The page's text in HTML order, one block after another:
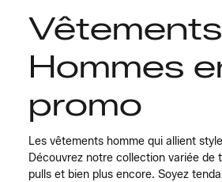
Hommes
promo
Les vêtements homme qui allient
Découvrez notre collection variée de
pulls et bien plus encore. Soyez